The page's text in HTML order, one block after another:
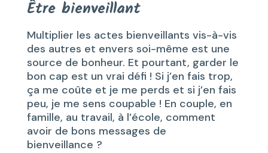
Être bienveillant
Multiplier les actes bienveillants vis-à-vis
des autres et envers soi-même est une
source de bonheur. Et pourtant, garder le
bon cap est un vrai défi ! Si j’en fais trop,
ça me coûte et je me perds et si j’en fais
peu, je me sens coupable ! En couple, en
famille, au travail, à l’école, comment
avoir de bons messages de
bienveillance ?